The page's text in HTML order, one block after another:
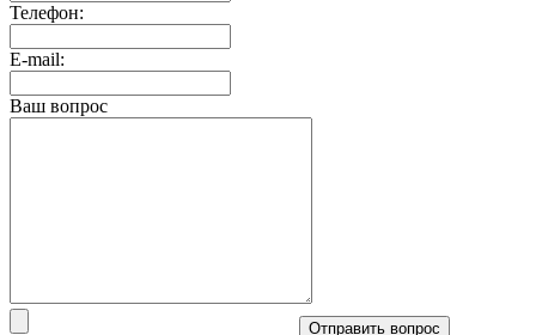
Телефон:
E-mail:
Ваш вопрос
Отправить вопрос